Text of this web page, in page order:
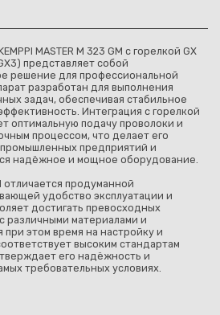
MASTER M 323 GM с горелкой GX
представляет собой
решение для профессиональной
разработан для выполнения
задач, обеспечивая стабильное
Интеграция с горелкой
оптимальную подачу проволоки и
процессом, что делает его
предприятий и
надёжное и мощное оборудование.
отличается продуманной
удобство эксплуатации и
достигать превосходных
различными материалами и
этом время на настройку и
высоким стандартам
его надёжность и
требовательных условиях.